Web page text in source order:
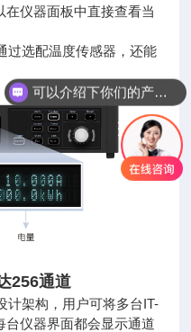
在仪器面板中直接查看当
过选配温度传感器，还能
256通道
计架构，用户可将多台IT-
台仪器界面都会显示通道
可以介绍下你们的产品么
你们是怎么收费的呢